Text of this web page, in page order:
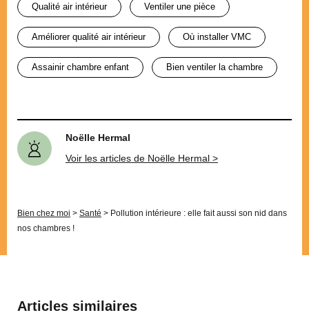
qualité air intérieur ventiler une pièce
améliorer qualité air intérieur où installer VMC
assainir chambre enfant bien ventiler la chambre
Noëlle Hermal
Voir les articles de Noëlle Hermal >
Bien chez moi > Santé > Pollution intérieure : elle fait aussi son nid dans
nos chambres !
Articles similaires